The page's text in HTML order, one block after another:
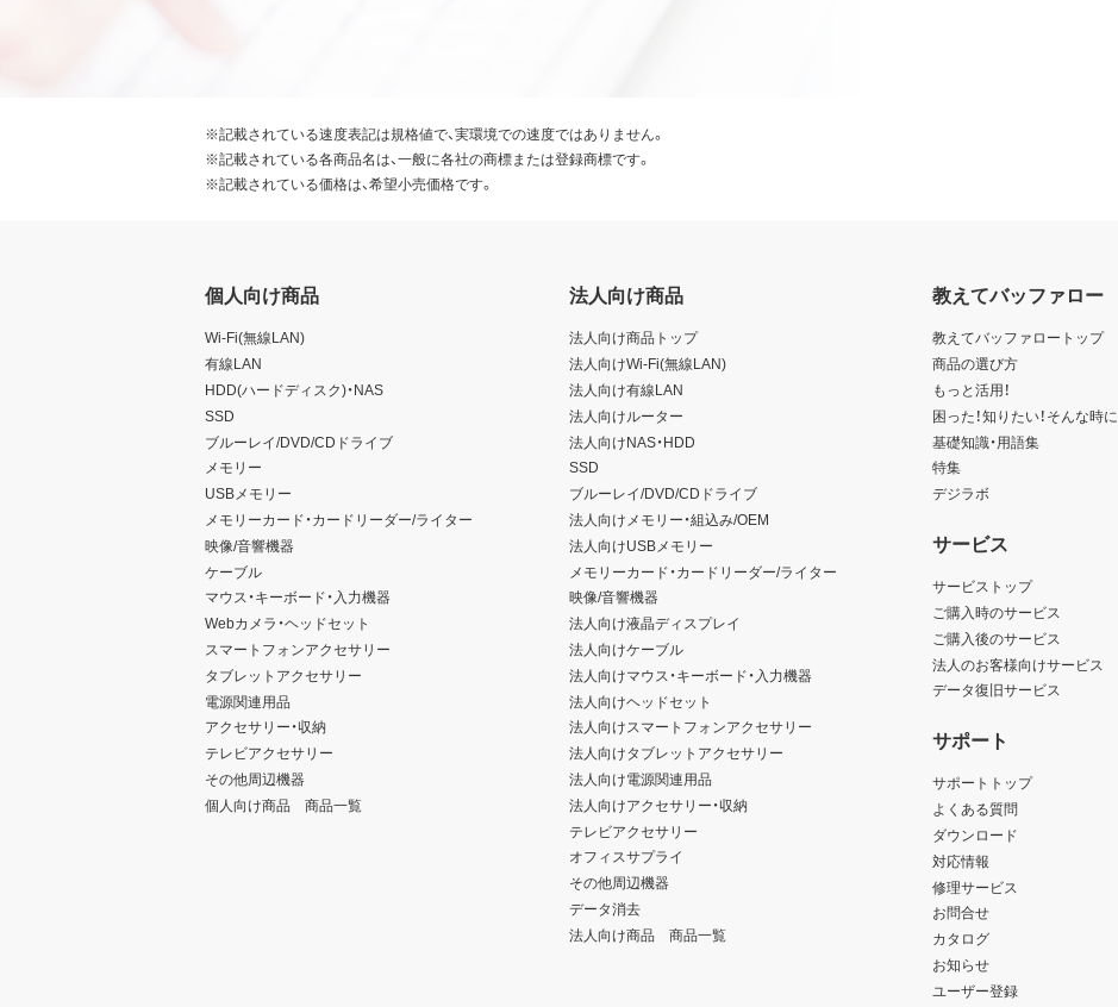
※記載されている速度表記は規格値で、実環境での速度ではありません。
※記載されている各商品名は、一般に各社の商標または登録商標です。
※記載されている価格は、希望小売価格です。
個人向け商品
Wi-Fi(無線LAN)
有線LAN
HDD(ハードディスク)・NAS
SSD
ブルーレイ/DVD/CDドライブ
メモリー
USBメモリー
メモリーカード・カードリーダー/ライター
映像/音響機器
ケーブル
マウス・キーボード・入力機器
Webカメラ・ヘッドセット
スマートフォンアクセサリー
タブレットアクセサリー
電源関連用品
アクセサリー・収納
テレビアクセサリー
その他周辺機器
個人向け商品 商品一覧
法人向け商品
法人向け商品トップ
法人向けWi-Fi(無線LAN)
法人向け有線LAN
法人向けルーター
法人向けNAS・HDD
SSD
ブルーレイ/DVD/CDドライブ
法人向けメモリー・組込み/OEM
法人向けUSBメモリー
メモリーカード・カードリーダー/ライター
映像/音響機器
法人向け液晶ディスプレイ
法人向けケーブル
法人向けマウス・キーボード・入力機器
法人向けヘッドセット
法人向けスマートフォンアクセサリー
法人向けタブレットアクセサリー
法人向け電源関連用品
法人向けアクセサリー・収納
テレビアクセサリー
オフィスサプライ
その他周辺機器
データ消去
法人向け商品 商品一覧
教えてバッファロー
教えてバッファロートップ
商品の選び方
もっと活用！
困った！知りたい！そんな時に
基礎知識・用語集
特集
デジラボ
サービス
サービストップ
ご購入時のサービス
ご購入後のサービス
法人のお客様向けサービス
データ復旧サービス
サポート
サポートトップ
よくある質問
ダウンロード
対応情報
修理サービス
お問合せ
カタログ
お知らせ
ユーザー登録